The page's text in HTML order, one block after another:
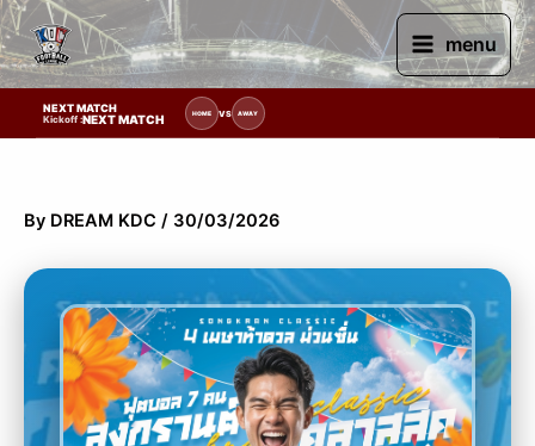
Skip
to
content
menu
NEXT MATCH
Kickoff :NEXT MATCH HOME VS AWAY
ารแข่งขัน | รอระบุวันแข่งขัน | รอข้อมูลทีมแข่งขัน
By DREAM KDC / 30/03/2026